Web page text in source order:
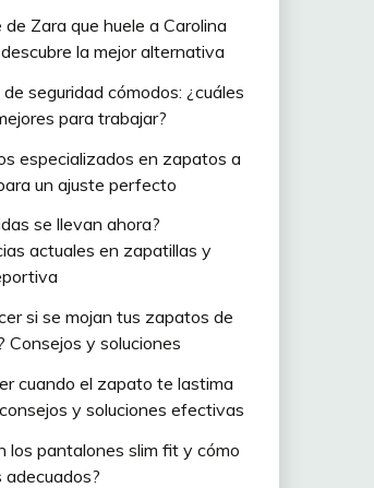
Zara que huele a Carolina
la mejor alternativa
seguridad cómodos: ¿cuáles
para trabajar?
especializados en zapatos a
un ajuste perfecto
se llevan ahora?
actuales en zapatillas y
si se mojan tus zapatos de
Consejos y soluciones
cuando el zapato te lastima
y soluciones efectivas
los pantalones slim fit y cómo
adecuados?